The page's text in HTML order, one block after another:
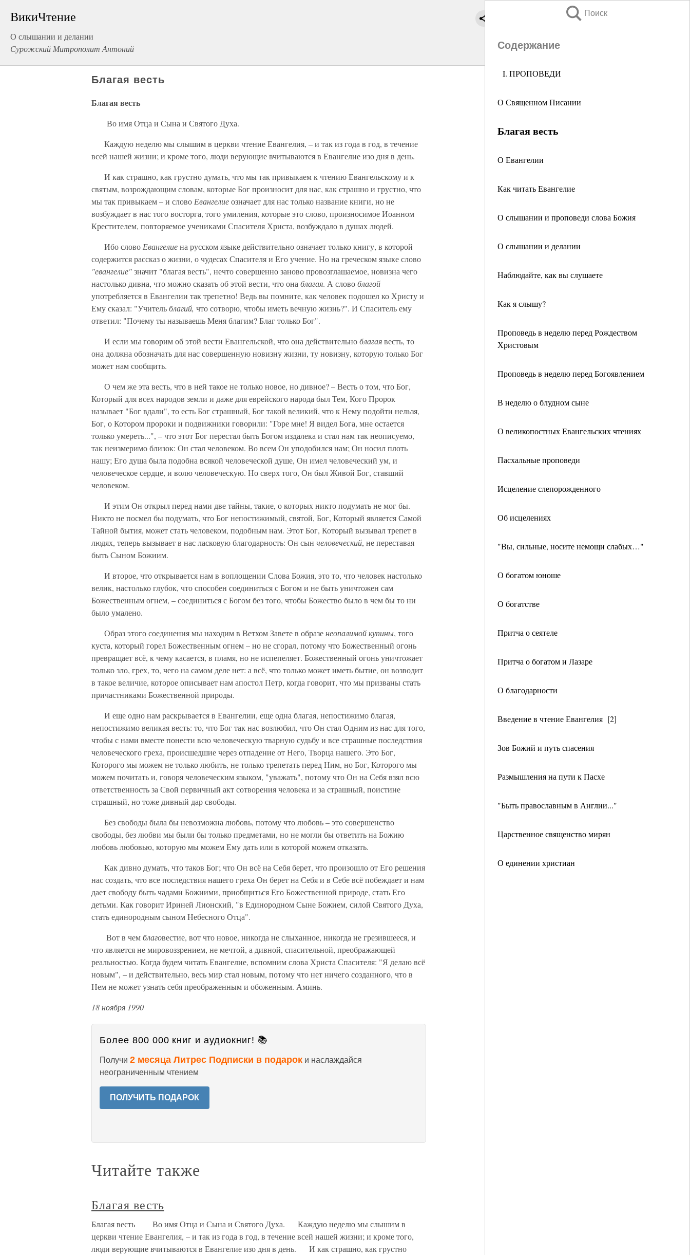
ВикиЧтение
О слышании и делании
Сурожский Митрополит Антоний
Поиск
Содержание
I. ПРОПОВЕДИ
О Священном Писании
Благая весть
О Евангелии
Как читать Евангелие
О слышании и проповеди слова Божия
О слышании и делании
Наблюдайте, как вы слушаете
Как я слышу?
Проповедь в неделю перед Рождеством
Христовым
Проповедь в неделю перед Богоявлением
В неделю о блудном сыне
О великопостных Евангельских чтениях
Пасхальные проповеди
Исцеление слепорожденного
Об исцелениях
"Вы, сильные, носите немощи слабых…"
О богатом юноше
О богатстве
Притча о сеятеле
Притча о богатом и Лазаре
О благодарности
Введение в чтение Евангелия [2]
Зов Божий и путь спасения
Размышления на пути к Пасхе
"Быть православным в Англии..."
Царственное священство мирян
О единении христиан
Благая весть
Благая весть
Во имя Отца и Сына и Святого Духа.
Каждую неделю мы слышим в церкви чтение Евангелия, – и так из года в год, в течение
всей нашей жизни; и кроме того, люди верующие вчитываются в Евангелие изо дня в день.
И как страшно, как грустно думать, что мы так привыкаем к чтению Евангельскому и к
святым, возрождающим словам, которые Бог произносит для нас, как страшно и грустно, что
мы так привыкаем – и слово Евангелиеозначает для нас только название книги, но не
возбуждает в нас того восторга, того умиления, которые это слово, произносимое Иоанном
Крестителем, повторяемое учениками Спасителя Христа, возбуждало в душах людей.
Ибо слово Евангелиена русском языке действительно означает только книгу, в которой
содержится рассказ о жизни, о чудесах Спасителя и Его учение. Но на греческом языке слово
"евангелие"значит "благая весть", нечто совершенно заново провозглашаемое, новизна чего
настолько дивна, что можно сказать об этой вести, что она благая. А словоблагой
употребляется в Евангелии так трепетно! Ведь вы помните, как человек подошел ко Христу и
Ему сказал: "Учительблагий, что сотворю, чтобы иметь вечную жизнь?". И Спаситель ему
ответил: "Почему ты называешь Меня благим? Благ только Бог".
И если мы говорим об этой вести Евангельской, что она действительноблагаявесть, то
она должна обозначать для нас совершенную новизну жизни, ту новизну, которую только Бог
может нам сообщить.
О чем же эта весть, что в ней такое не только новое, но дивное? – Весть о том, что Бог,
Который для всех народов земли и даже для еврейского народа был Тем, Кого Пророк
называет "Бог вдали", то есть Бог страшный, Бог такой великий, что к Нему подойти нельзя,
Бог, о Котором пророки и подвижники говорили: "Горе мне! Я видел Бога, мне остается
только умереть...", – что этот Бог перестал быть Богом издалека и стал нам так неописуемо,
так неизмеримо близок: Он стал человеком. Во всем Он уподобился нам; Он носил плоть
нашу; Его душа была подобна всякой человеческой душе, Он имел человеческий ум, и
человеческое сердце, и волю человеческую. Но сверх того, Он был Живой Бог, ставший
человеком.
И этим Он открыл перед нами две тайны, такие, о которых никто подумать не мог бы.
Никто не посмел бы подумать, что Бог непостижимый, святой, Бог, Который является Самой
Тайной бытия, может стать человеком, подобным нам. Этот Бог, Который вызывал трепет в
людях, теперь вызывает в нас ласковую благодарность: Он сын человеческий, не переставая
быть Сыном Божиим.
И второе, что открывается нам в воплощении Слова Божия, это то, что человек настолько
велик, настолько глубок, что способен соединиться с Богом и не быть уничтожен сам
Божественным огнем, – соединиться с Богом без того, чтобы Божество было в чем бы то ни
было умалено.
Образ этого соединения мы находим в Ветхом Завете в образенеопалимой купины, того
куста, который горел Божественным огнем – но не сгорал, потому что Божественный огонь
превращает всё, к чему касается, в пламя, но не испепеляет. Божественный огонь уничтожает
только зло, грех, то, чего на самом деле нет: а всё, что только может иметь бытие, он возводит
в такое величие, которое описывает нам апостол Петр, когда говорит, что мы призваны стать
причастниками Божественной природы.
И еще одно нам раскрывается в Евангелии, еще одна благая, непостижимо благая,
непостижимо великая весть: то, что Бог так нас возлюбил, что Он стал Одним из нас для того,
чтобы с нами вместе понести всю человеческую тварную судьбу и все страшные последствия
человеческого греха, происшедшие через отпадение от Него, Творца нашего. Это Бог,
Которого мы можем не только любить, не только трепетать перед Ним, но Бог, Которого мы
можем почитать и, говоря человеческим языком, "уважать", потому что Он на Себя взял всю
ответственность за Свой первичный акт сотворения человека и за страшный, поистине
страшный, но тоже дивный дар свободы.
Без свободы была бы невозможна любовь, потому что любовь – это совершенство
свободы, без любви мы были бы только предметами, но не могли бы ответить на Божию
любовь любовью, которую мы можем Ему дать или в которой можем отказать.
Как дивно думать, что таков Бог; что Он всё на Себя берет, что произошло от Его решения
нас создать, что все последствия нашего греха Он берет на Себя и в Себе всё побеждает и нам
дает свободу быть чадами Божиими, приобщиться Его Божественной природе, стать Его
детьми. Как говорит Ириней Лионский, "в Единородном Сыне Божием, силой Святого Духа,
стать единородным сыном Небесного Отца".
Вот в чемблаговестие, вот что новое, никогда не слыханное, никогда не грезившееся, и
что является не мировоззрением, не мечтой, а дивной, спасительной, преображающей
реальностью. Когда будем читать Евангелие, вспомним слова Христа Спасителя: "Я делаю всё
новым", – и действительно, весь мир стал новым, потому что нет ничего созданного, что в
Нем не может узнать себя преображенным и обоженным. Аминь.
18 ноября 1990
Более 800 000 книг и аудиокниг! 📚
Получи 2 месяца Литрес Подписки в подарок и наслаждайся
неограниченным чтением
ПОЛУЧИТЬ ПОДАРОК
Читайте также
Благая весть
Благая весть Во имя Отца и Сына и Святого Духа. Каждую неделю мы слышим в
церкви чтение Евангелия, – и так из года в год, в течение всей нашей жизни; и кроме того,
люди верующие вчитываются в Евангелие изо дня в день. И как страшно, как грустно